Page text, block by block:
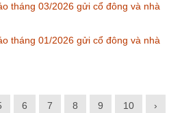
tháng 03/2026 gửi cổ đông và nhà
tháng 01/2026 gửi cổ đông và nhà
6 7 8 9 10 ›